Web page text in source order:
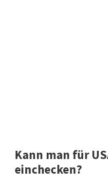
Kann man für
einchecken?